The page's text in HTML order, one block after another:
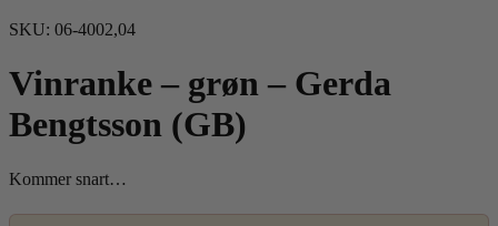
SKU: 06-4002,04
Vinranke – grøn – Gerda
Bengtsson (GB)
Kommer snart…